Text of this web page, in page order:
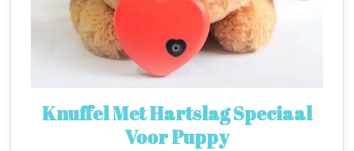
Knuffel Met Hartslag Speciaal
Voor Puppy